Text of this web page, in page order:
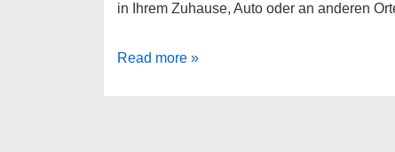
in Ihrem Zuhause, Auto oder an anderen
Daynee
Read more »